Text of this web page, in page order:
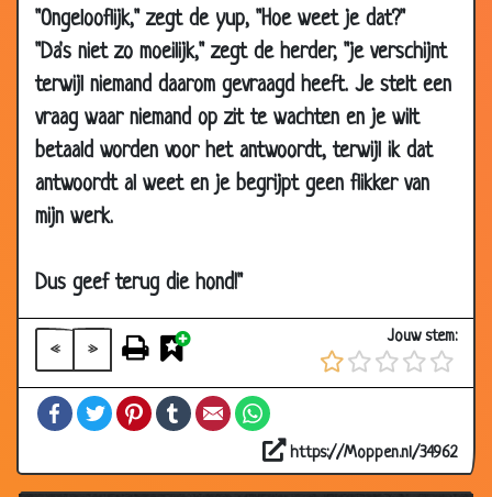
"Ongelooflijk," zegt de yup, "Hoe weet je dat?"
"Da's niet zo moeilijk," zegt de herder, "je verschijnt
terwijl niemand daarom gevraagd heeft. Je stelt een
vraag waar niemand op zit te wachten en je wilt
betaald worden voor het antwoordt, terwijl ik dat
antwoordt al weet en je begrijpt geen flikker van
mijn werk.
Dus geef terug die hond!"
« »
Jouw stem:
FacebookTwitterPinterestTumblrEmail
https://Moppen.nl/34962
05 Feb
2007
Kleine afstand 3.27
05 Feb
2007
2007
Ik word vader
29 Jan
De man en de kikker
29 Jan
2007
Geen wc-papier
29 Jan
Marietje en de pastoor 2.95
22 Jan
Gekke jeugd